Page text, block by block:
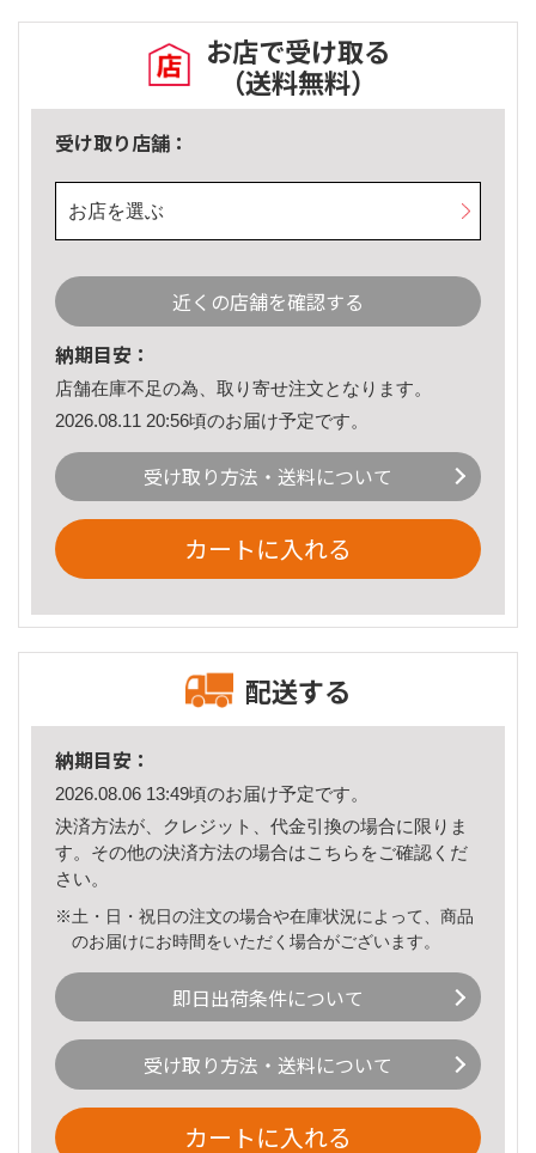
お店で受け取る
（送料無料）
受け取り店舗：
お店を選ぶ
近くの店舗を確認する
納期目安：
店舗在庫不足の為、取り寄せ注文となります。
2026.08.11 20:56頃のお届け予定です。
受け取り方法・送料について
カートに入れる
配送する
納期目安：
2026.08.06 13:49頃のお届け予定です。
決済方法が、クレジット、代金引換の場合に限りま
す。その他の決済方法の場合はこちら をご確認くだ
さい。
※土・日・祝日の注文の場合や在庫状況によって、商品
のお届けにお時間をいただく場合がございます。
即日出荷条件について
受け取り方法・送料について
カートに入れる